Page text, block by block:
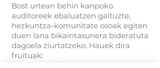
Bost urtean behin kanpoko
auditoreek ebaluatzen gaituzte,
hezkuntza-komunitate osoak egiten
duen lana bikaintasunera bideratuta
dagoela ziurtatzeko. Hauek dira
fruituak: